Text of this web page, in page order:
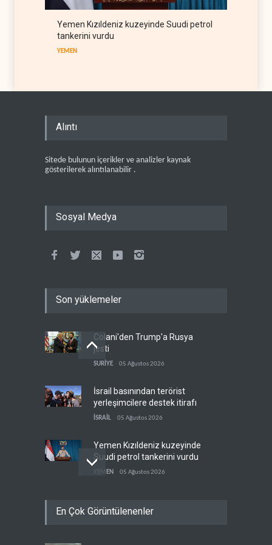
Yemen Kızıldeniz kuzeyinde Suudi petrol
tankerini vurdu
YEMEN
Alıntı
Sitede bulunun içerikler ve analizler kaynak
gösterilerek alıntılanabilir .
Sosyal Medya
Son yüklemeler
Colani'den Trump'a Rusya
jesti
SURİYE 05 Ağustos 2026
İsrail basınından terörist
yerleşimcilere destek itirafı
İSRAİL 05 Ağustos 2026
Yemen Kızıldeniz kuzeyinde
Suudi petrol tankerini vurdu
YEMEN 05 Ağustos 2026
Lübnan'daki lüks oteli
En Çok Görüntülenenler